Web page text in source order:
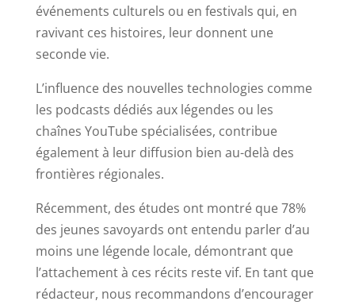
événements culturels ou en festivals qui, en
ravivant ces histoires, leur donnent une
seconde vie.
L’influence des nouvelles technologies comme
les podcasts dédiés aux légendes ou les
chaînes YouTube spécialisées, contribue
également à leur diffusion bien au-delà des
frontières régionales.
Récemment, des études ont montré que 78%
des jeunes savoyards ont entendu parler d’au
moins une légende locale, démontrant que
l’attachement à ces récits reste vif. En tant que
rédacteur, nous recommandons d’encourager